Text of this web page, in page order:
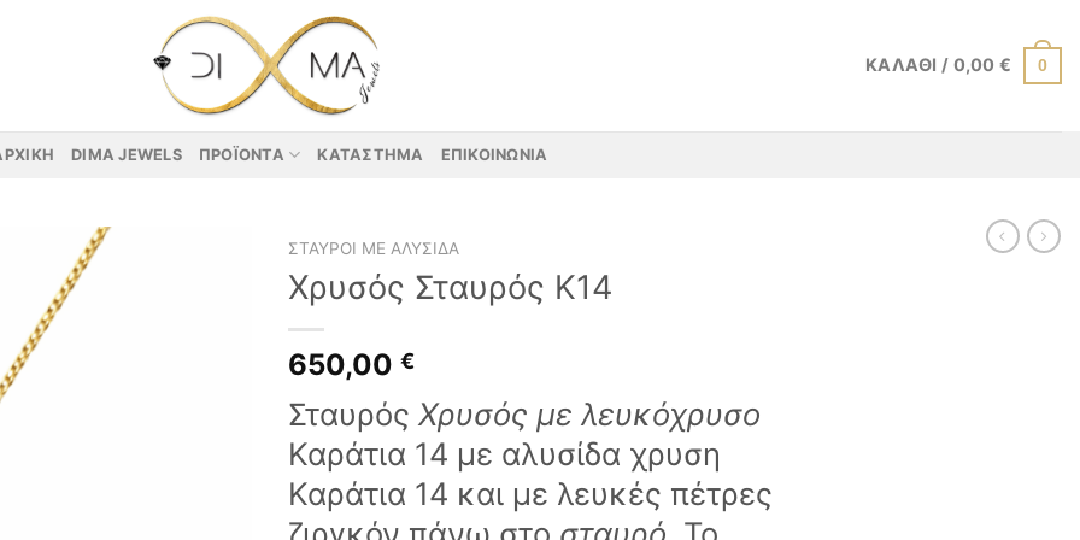
ΚΑΛΆΘΙ / 0,00€ 0
DIMA JEWELS ΠΡΟΪΌΝΤΑ ΚΑΤΆΣΤΗΜΑ ΕΠΙΚΟΙΝΩΝΊΑ
ΣΤΑΥΡΟΊ ΜΕ ΑΛΥΣΊΔΑ
Χρυσός Σταυρός K14
650,00 €
Σταυρός Χρυσός με λευκόχρυσο
Καράτια 14 με αλυσίδα χρυση
Καράτια 14 και με λευκές πέτρες